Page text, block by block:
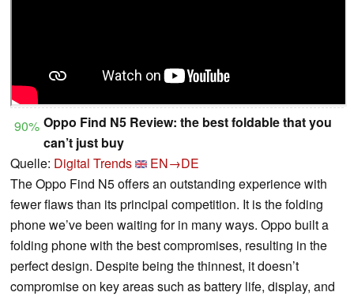
90% Oppo Find N5 Review: the best foldable that you
can’t just buy
Quelle: Digital Trends
EN→DE
The Oppo Find N5 offers an outstanding experience with
fewer flaws than its principal competition. It is the folding
phone we’ve been waiting for in many ways. Oppo built a
folding phone with the best compromises, resulting in the
perfect design. Despite being the thinnest, it doesn’t
compromise on key areas such as battery life, display, and